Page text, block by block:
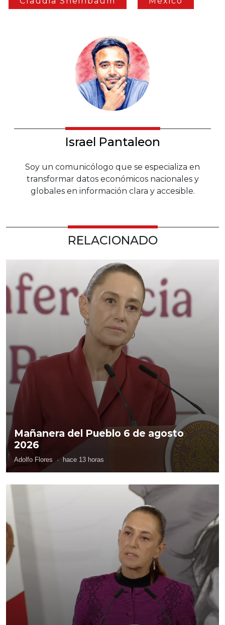
Israel Pantaleon
Soy un comunicólogo que se especializa en
transformar datos económicos nacionales y
globales en información clara y accesible.
RELACIONADO
Mañanera del Pueblo 6 de agosto
2026
Adolfo Flores · hace 13 horas